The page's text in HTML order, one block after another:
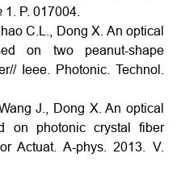
P. 017004.
C.L., Dong X. An optical
on two peanut-shape
Ieee. Photonic. Technol.
J., Dong X. An optical
on photonic crystal fiber
Actuat. A-phys. 2013. V.